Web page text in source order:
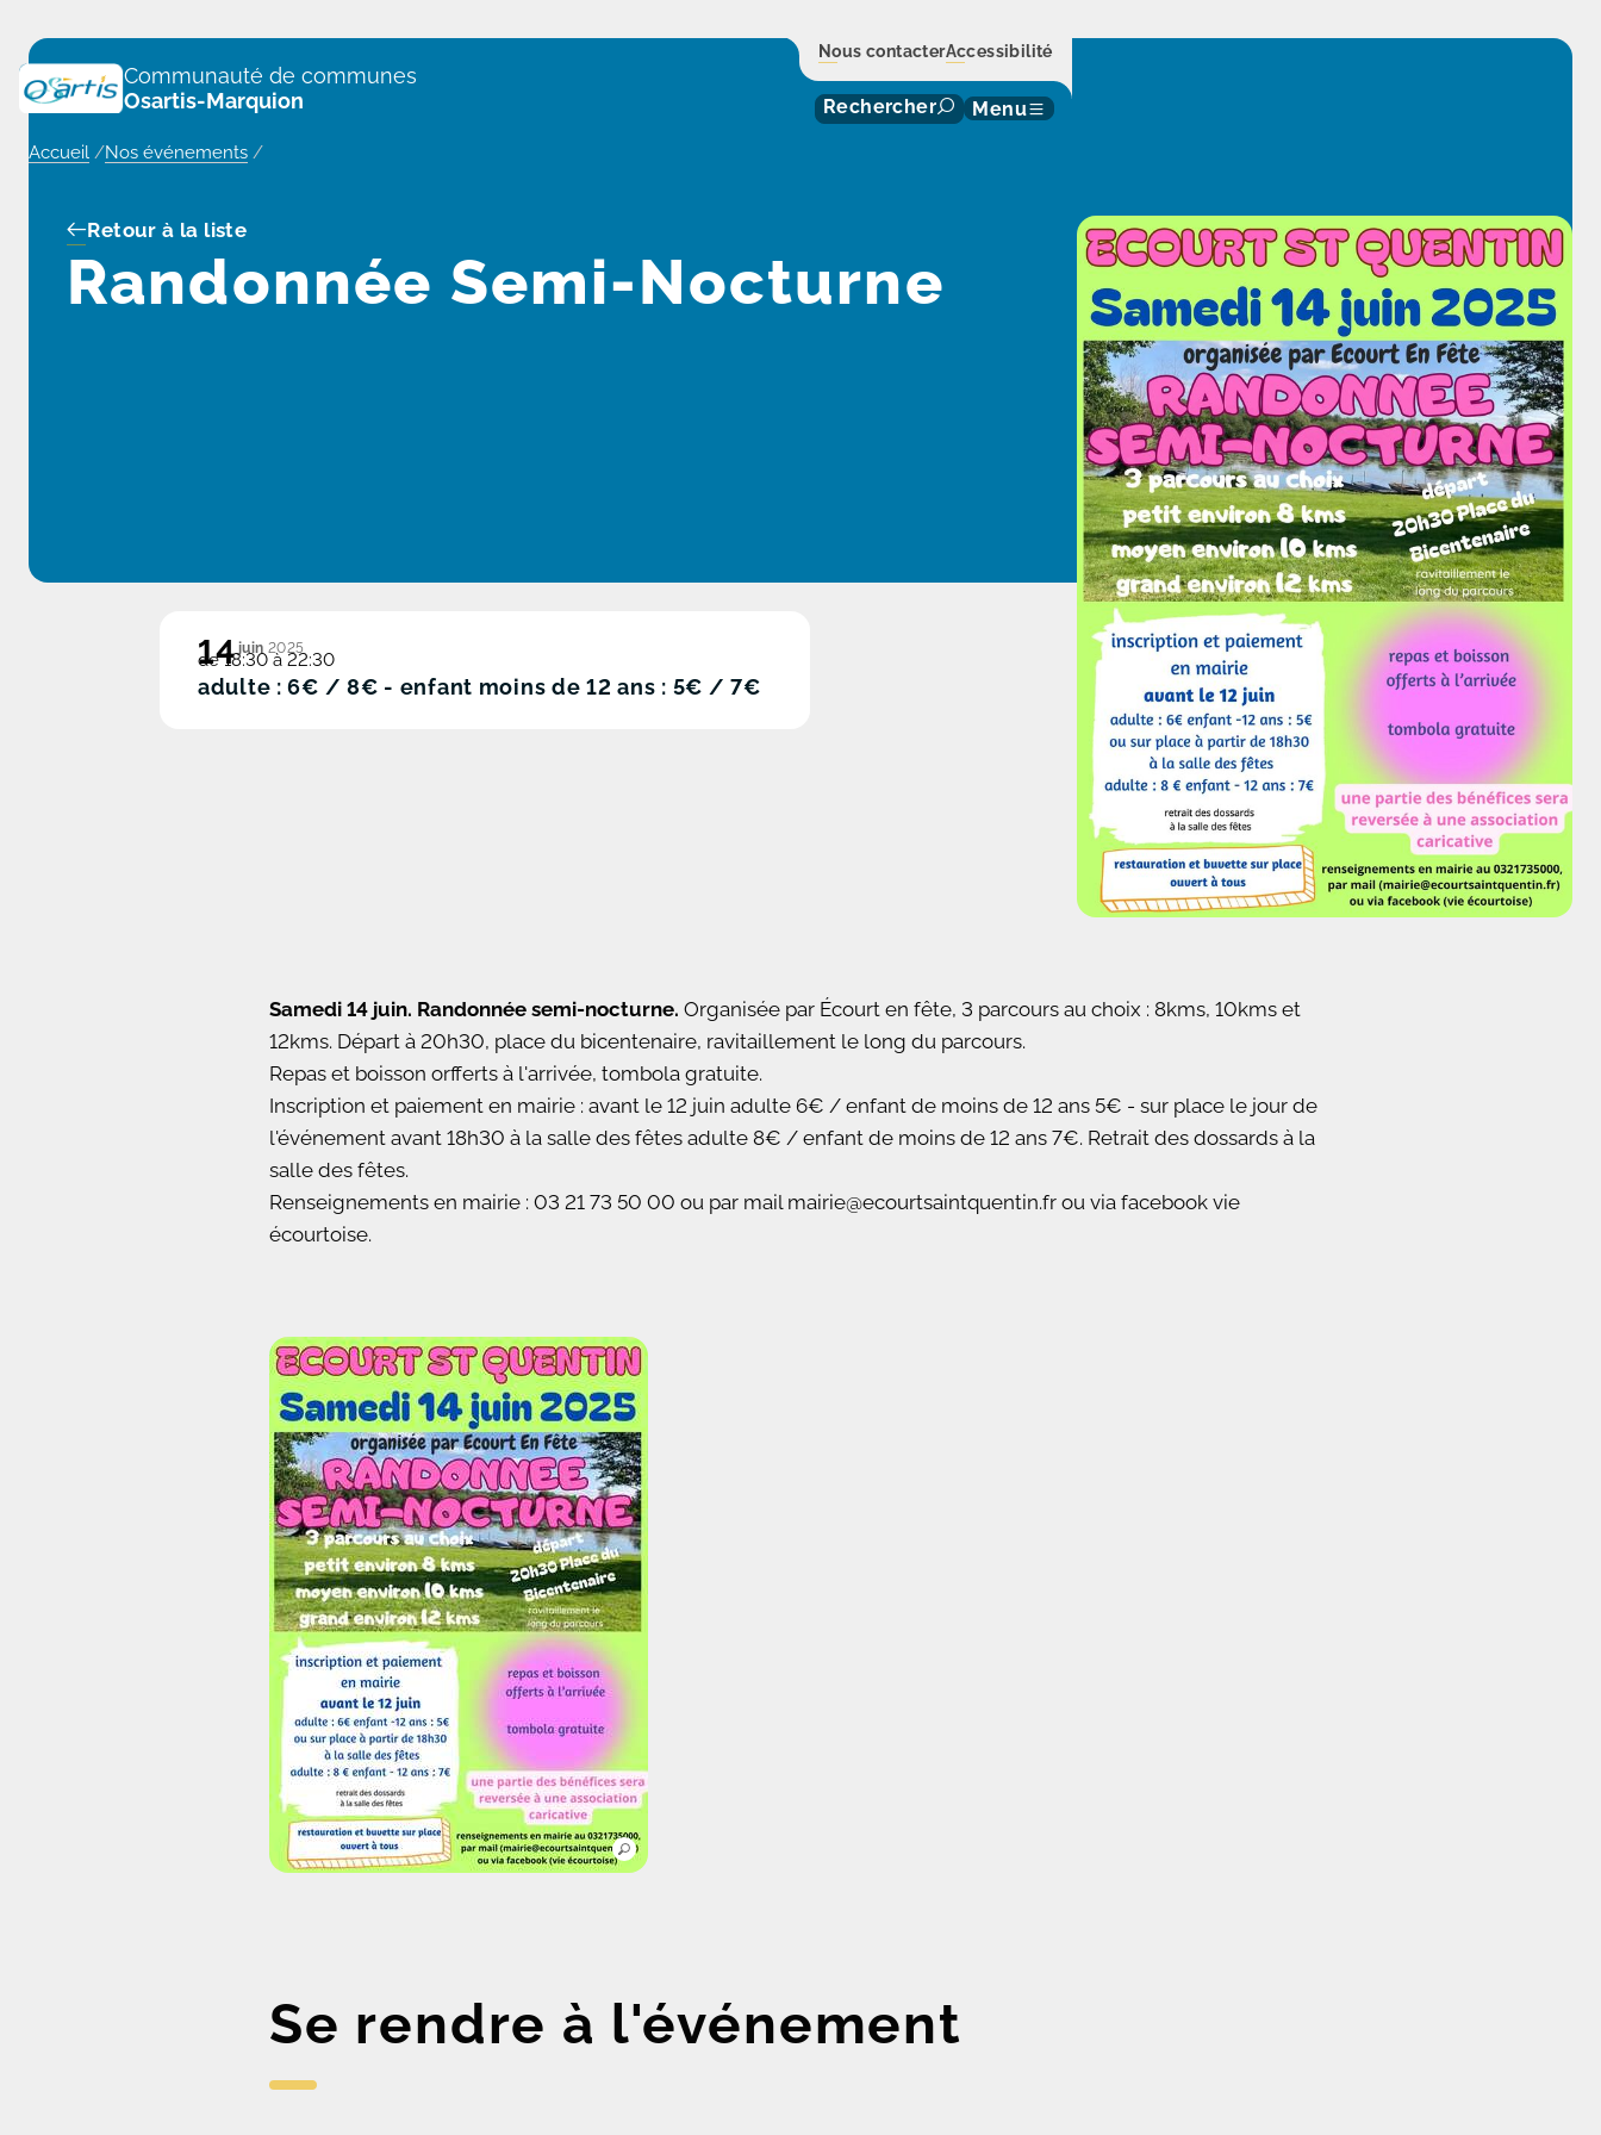
Communauté de communes
Osartis-Marquion
Nous contacterAccessibilité
Rechercher Menu
Accueil /Nos événements /
Randonnée Semi-Nocturne
Retour à la liste
14juin 2025
de 18:30 à 22:30
adulte : 6€ / 8€ - enfant moins de 12 ans : 5€ / 7€
Samedi 14 juin. Randonnée semi-nocturne. Organisée par Écourt en fête, 3 parcours au choix : 8kms, 10kms et
12kms. Départ à 20h30, place du bicentenaire, ravitaillement le long du parcours.
Repas et boisson orfferts à l'arrivée, tombola gratuite.
Inscription et paiement en mairie : avant le 12 juin adulte 6€ / enfant de moins de 12 ans 5€ - sur place le jour de
l'événement avant 18h30 à la salle des fêtes adulte 8€ / enfant de moins de 12 ans 7€. Retrait des dossards à la
salle des fêtes.
Renseignements en mairie : 03 21 73 50 00 ou par mail mairie@ecourtsaintquentin.fr ou via facebook vie
écourtoise.
Se rendre à l'événement